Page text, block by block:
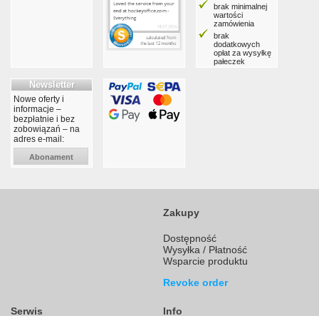
brak minimalnej
wartości
zamówienia
brak
dodatkowych
opłat za wysyłkę
pałeczek
Newsletter
Nowe oferty i
informacje –
bezpłatnie i bez
zobowiązań – na
adres e-mail:
Abonament
Zakupy
Dostępność
Wysyłka / Płatność
Wsparcie produktu
Revoke order
Serwis Info